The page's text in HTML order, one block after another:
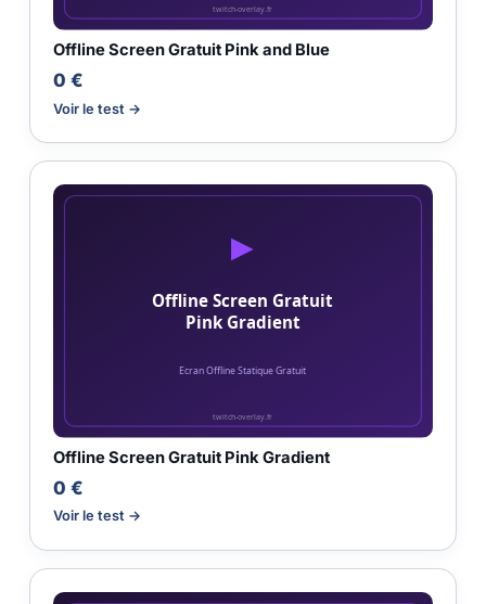
Offline Screen Gratuit Pink and Blue
0 €
Voir le test →
Offline Screen Gratuit Pink Gradient
0 €
Voir le test →